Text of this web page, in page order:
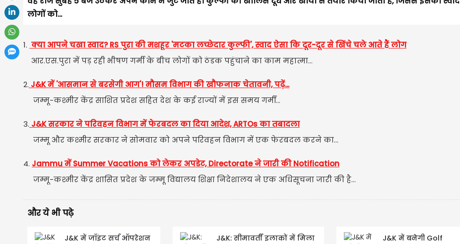
लोगों को...
1. क्या आपने चखा स्वाद? RS पुरा की मशहूर 'मटका लच्छेदार कुल्फी', स्वाद ऐसा कि दूर-दूर से खिंचे चले आते हैं लोग
आर.एस.पुरा में पड़ रही भीषण गर्मी के बीच लोगों को ठंडक पहुंचाने का काम महात्मा...
2. J&K में 'आसमान से बरसेगी आग'! मौसम विभाग की खौफनाक चेतावनी, पढ़ें...
जम्मू-कश्मीर केंद्र साशित प्रदेश सहित देश के कई राज्यों में इस समय गर्मी...
3. J&K सरकार ने परिवहन विभाग में फेरबदल का दिया आदेश, ARTOs का तबादला
जम्मू और कश्मीर सरकार ने सोमवार को अपने परिवहन विभाग में एक फेरबदल करने का...
4. Jammu में Summer Vacations को लेकर अपडेट, Directorate ने जारी की Notification
जम्मू-कश्मीर केंद्र शासित प्रदेश के जम्मू विद्यालय शिक्षा निदेशालय ने एक अधिसूचना जारी की है...
और ये भी पढ़े
J&K में जॉइंट सर्च ऑपरेशन
J&K: सीमावर्ती इलाकों में मिला
J&K में बनेगी Golf